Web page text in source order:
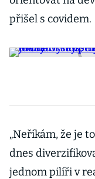
přišel s covidem.
„Neříkám, že je
dnes
jednom pilíři v